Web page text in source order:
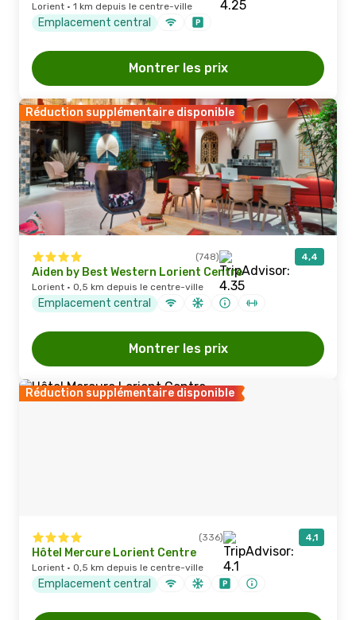
Lorient · 1 km depuis le centre-ville
Emplacement central
Montrer les prix
Réduction supplémentaire disponible
(748) 4,4
Aiden by Best Western Lorient Centre
Lorient · 0,5 km depuis le centre-ville
Emplacement central
Montrer les prix
Réduction supplémentaire disponible
(336) 4,1
Hôtel Mercure Lorient Centre
Lorient · 0,5 km depuis le centre-ville
Emplacement central